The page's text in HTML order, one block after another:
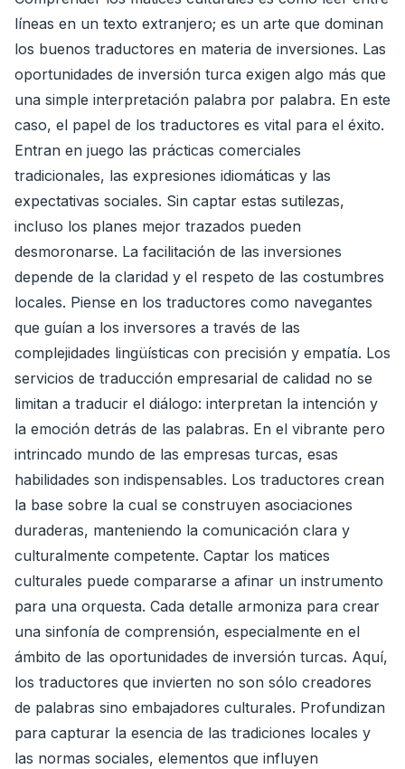
líneas en un texto extranjero; es un arte que dominan
los buenos traductores en materia de inversiones. Las
oportunidades de inversión turca exigen algo más que
una simple interpretación palabra por palabra. En este
caso, el papel de los traductores es vital para el éxito.
Entran en juego las prácticas comerciales
tradicionales, las expresiones idiomáticas y las
expectativas sociales. Sin captar estas sutilezas,
incluso los planes mejor trazados pueden
desmoronarse. La facilitación de las inversiones
depende de la claridad y el respeto de las costumbres
locales. Piense en los traductores como navegantes
que guían a los inversores a través de las
complejidades lingüísticas con precisión y empatía. Los
servicios de traducción empresarial de calidad no se
limitan a traducir el diálogo: interpretan la intención y
la emoción detrás de las palabras. En el vibrante pero
intrincado mundo de las empresas turcas, esas
habilidades son indispensables. Los traductores crean
la base sobre la cual se construyen asociaciones
duraderas, manteniendo la comunicación clara y
culturalmente competente. Captar los matices
culturales puede compararse a afinar un instrumento
para una orquesta. Cada detalle armoniza para crear
una sinfonía de comprensión, especialmente en el
ámbito de las oportunidades de inversión turcas. Aquí,
los traductores que invierten no son sólo creadores
de palabras sino embajadores culturales. Profundizan
para capturar la esencia de las tradiciones locales y
las normas sociales, elementos que influyen